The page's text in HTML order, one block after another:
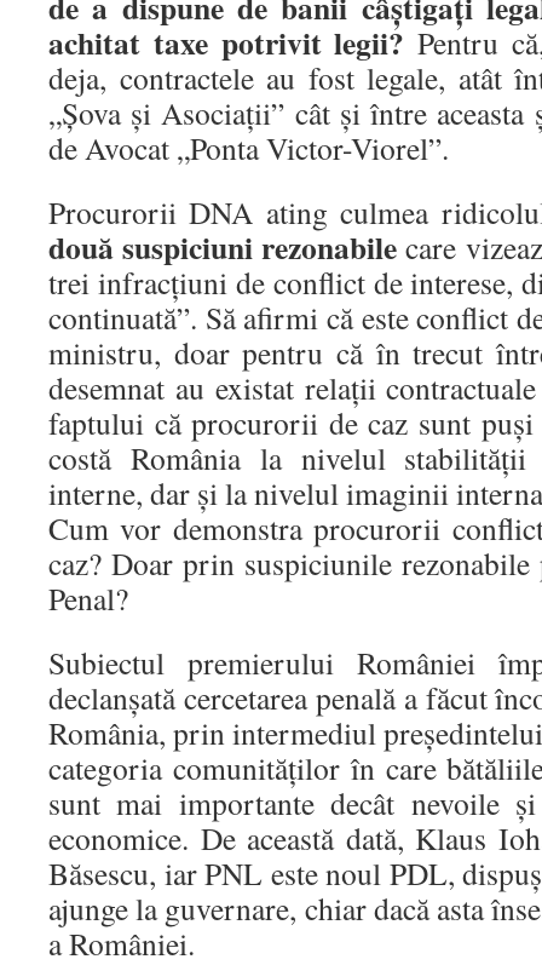
achitat taxe potrivit legii? Pentru
deja, contractele au fost legale, atât
„Șova și Asociații” cât și între
de Avocat „Ponta Victor-Viorel”.
Procurorii DNA ating culmea
două suspiciuni rezonabile care
trei infracțiuni de conflict de interese,
continuată”. Să afirmi că este conflict
ministru, doar pentru că în trecut
desemnat au existat relații
faptului că procurorii de caz sunt
costă România la nivelul stabilității
interne, dar și la nivelul imaginii
Cum vor demonstra procurorii
caz? Doar prin suspiciunile
Penal?
Subiectul premierului României
declanșată cercetarea penală a făcut
România, prin intermediul
categoria comunităților în care
sunt mai importante decât nevoile
economice. De această dată, Klaus
Băsescu, iar PNL este noul PDL,
ajunge la guvernare, chiar dacă asta
a României.